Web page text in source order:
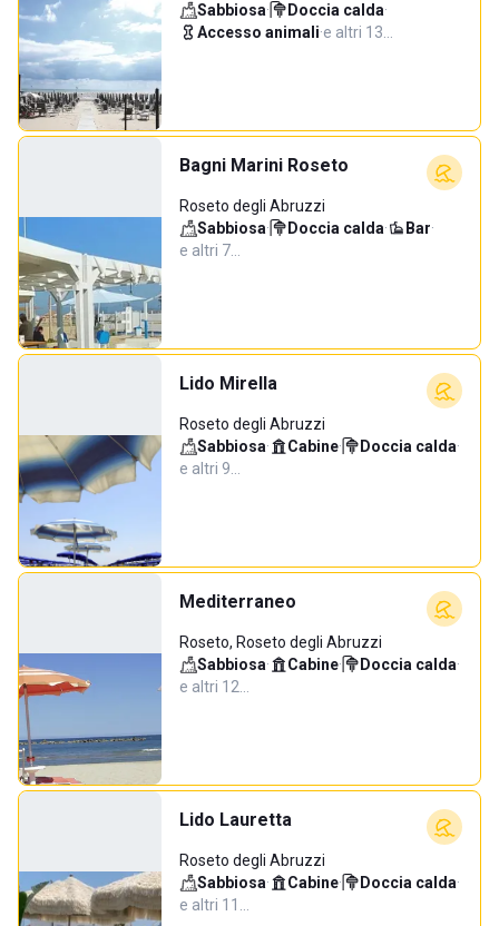
Sabbiosa· Doccia calda·
Accesso animali·e altri 13…
Bagni Marini Roseto
Roseto degli Abruzzi
Sabbiosa· Doccia calda· Bar·
e altri 7…
Lido Mirella
Roseto degli Abruzzi
Sabbiosa· Cabine· Doccia calda·
e altri 9…
Mediterraneo
Roseto, Roseto degli Abruzzi
Sabbiosa· Cabine· Doccia calda·
e altri 12…
Lido Lauretta
Roseto degli Abruzzi
Sabbiosa· Cabine· Doccia calda·
e altri 11…